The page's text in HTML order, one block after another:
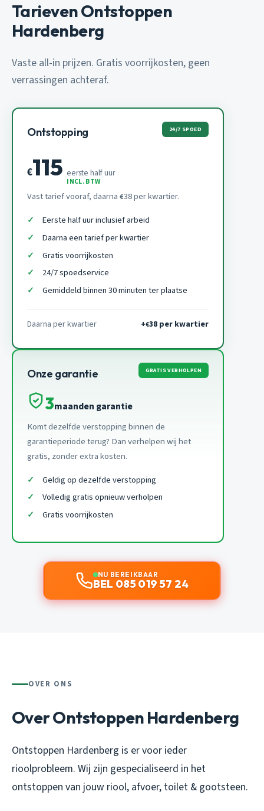
Tarieven Ontstoppen
Hardenberg
Vaste all-in prijzen. Gratis voorrijkosten, geen
verrassingen achteraf.
Ontstopping 24/7 SPOED
€115 eerste half uur
INCL. BTW
Vast tarief vooraf, daarna €38 per kwartier.
Eerste half uur inclusief arbeid
Daarna een tarief per kwartier
Gratis voorrijkosten
24/7 spoedservice
Gemiddeld binnen 30 minuten ter plaatse
Daarna per kwartier +€38 per kwartier
Onze garantie GRATIS VERHOLPEN
3maanden garantie
Komt dezelfde verstopping binnen de
garantieperiode terug? Dan verhelpen wij het
gratis, zonder extra kosten.
Geldig op dezelfde verstopping
Volledig gratis opnieuw verholpen
Gratis voorrijkosten
NU BEREIKBAAR
BEL 085 019 57 24
OVER ONS
Over Ontstoppen Hardenberg
Ontstoppen Hardenberg is er voor ieder
rioolprobleem. Wij zijn gespecialiseerd in het
ontstoppen van jouw riool, afvoer, toilet & gootsteen.